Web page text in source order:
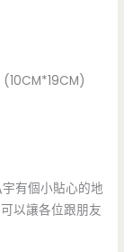
有個小貼心的地
以讓各位跟朋友